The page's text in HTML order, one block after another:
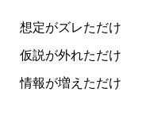
想定がズレただけ
仮説が外れただけ
情報が増えただけ